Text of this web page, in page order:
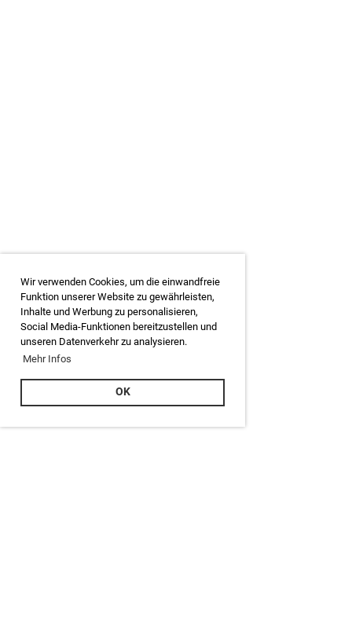
Wir verwenden Cookies, um die einwandfreie
Funktion unserer Website zu gewährleisten,
Inhalte und Werbung zu personalisieren,
Social Media-Funktionen bereitzustellen und
unseren Datenverkehr zu analysieren.
Mehr Infos
OK